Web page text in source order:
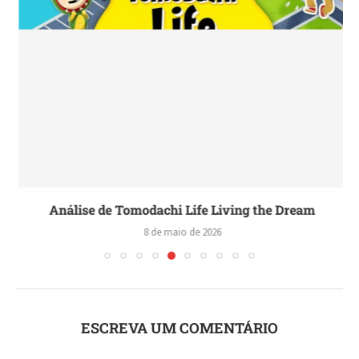
Análise de Tomodachi Life Living the Dream
8 de maio de 2026
ESCREVA UM COMENTÁRIO